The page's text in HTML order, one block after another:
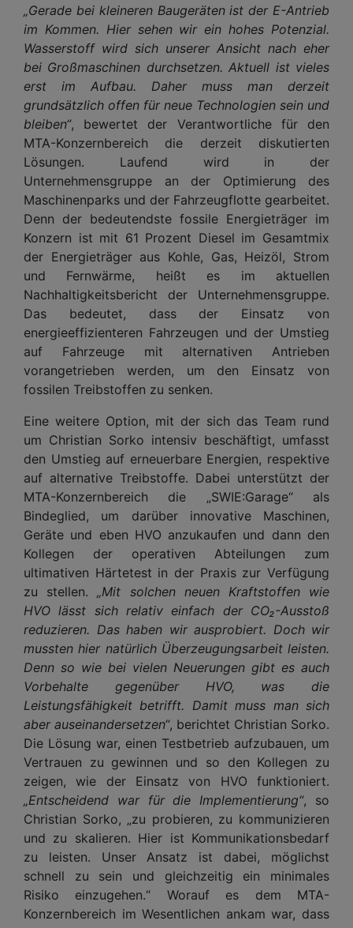
„Gerade bei kleineren Baugeräten ist der E-Antrieb
im Kommen. Hier sehen wir ein hohes Potenzial.
Wasserstoff wird sich unserer Ansicht nach eher
bei Großmaschinen durchsetzen. Aktuell ist vieles
erst im Aufbau. Daher muss man derzeit
grundsätzlich offen für neue Technologien sein und
bleiben“, bewertet der Verantwortliche für den
MTA-Konzernbereich die derzeit diskutierten
Lösungen. Laufend wird in der
Unternehmensgruppe an der Optimierung des
Maschinenparks und der Fahrzeugflotte gearbeitet.
Denn der bedeutendste fossile Energieträger im
Konzern ist mit 61 Prozent Diesel im Gesamtmix
der Energieträger aus Kohle, Gas, Heizöl, Strom
und Fernwärme, heißt es im aktuellen
Nachhaltigkeitsbericht der Unternehmensgruppe.
Das bedeutet, dass der Einsatz von
energieeffizienteren Fahrzeugen und der Umstieg
auf Fahrzeuge mit alternativen Antrieben
vorangetrieben werden, um den Einsatz von
fossilen Treibstoffen zu senken.
Eine weitere Option, mit der sich das Team rund
um Christian Sorko intensiv beschäftigt, umfasst
den Umstieg auf erneuerbare Energien, respektive
auf alternative Treibstoffe. Dabei unterstützt der
MTA-Konzernbereich die „SWIE:Garage“ als
Bindeglied, um darüber innovative Maschinen,
Geräte und eben HVO anzukaufen und dann den
Kollegen der operativen Abteilungen zum
ultimativen Härtetest in der Praxis zur Verfügung
zu stellen. „Mit solchen neuen Kraftstoffen wie
HVO lässt sich relativ einfach der CO₂-Ausstoß
reduzieren. Das haben wir ausprobiert. Doch wir
mussten hier natürlich Überzeugungsarbeit leisten.
Denn so wie bei vielen Neuerungen gibt es auch
Vorbehalte gegenüber HVO, was die
Leistungsfähigkeit betrifft. Damit muss man sich
aber auseinandersetzen“, berichtet Christian Sorko.
Die Lösung war, einen Testbetrieb aufzubauen, um
Vertrauen zu gewinnen und so den Kollegen zu
zeigen, wie der Einsatz von HVO funktioniert.
„Entscheidend war für die Implementierung“, so
Christian Sorko, „zu probieren, zu kommunizieren
und zu skalieren. Hier ist Kommunikationsbedarf
zu leisten. Unser Ansatz ist dabei, möglichst
schnell zu sein und gleichzeitig ein minimales
Risiko einzugehen.“ Worauf es dem MTA-
Konzernbereich im Wesentlichen ankam war, dass